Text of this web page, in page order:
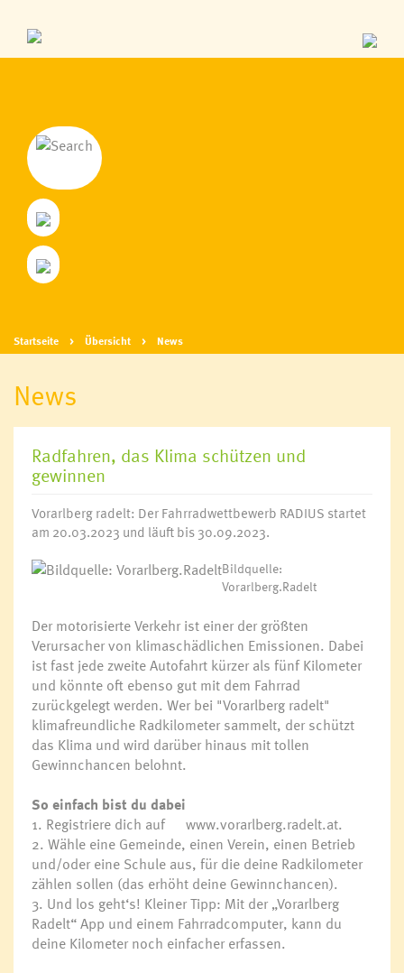
Startseite Übersicht News
News
Radfahren, das Klima schützen und
gewinnen
Vorarlberg radelt: Der Fahrradwettbewerb RADIUS startet
am 20.03.2023 und läuft bis 30.09.2023.
Bildquelle:
Vorarlberg.Radelt
Der motorisierte Verkehr ist einer der größten
Verursacher von klimaschädlichen Emissionen. Dabei
ist fast jede zweite Autofahrt kürzer als fünf Kilometer
und könnte oft ebenso gut mit dem Fahrrad
zurückgelegt werden. Wer bei "Vorarlberg radelt"
klimafreundliche Radkilometer sammelt, der schützt
das Klima und wird darüber hinaus mit tollen
Gewinnchancen belohnt.
So einfach bist du dabei
1. Registriere dich auf
www.vorarlberg.radelt.at.
2. Wähle eine Gemeinde, einen Verein, einen Betrieb
und/oder eine Schule aus, für die deine Radkilometer
zählen sollen (das erhöht deine Gewinnchancen).
3. Und los geht‘s! Kleiner Tipp: Mit der „Vorarlberg
Radelt“ App und einem Fahrradcomputer, kann du
deine Kilometer noch einfacher erfassen.